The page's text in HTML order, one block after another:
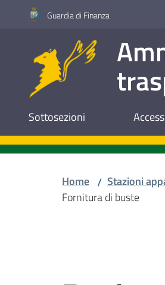
Vai al contenuto
Vai alla navigazione
Vai al footerGuardia di Finanza
Sottosezioni
Home / Stazioni
Fornitura di buste